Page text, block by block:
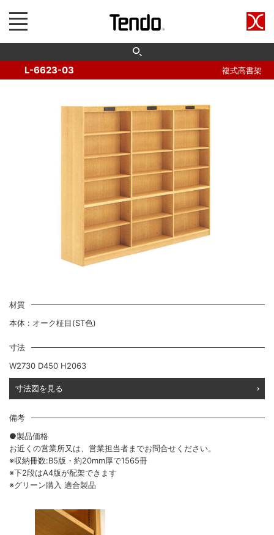
L-6623-03 複式高書架
材質
本体 : オーク柾目(ST色)
寸法
W2730 D450 H2063
寸法図を見る
備考
●製品価格
お近くの営業所又は、営業担当者までお問合せください。
※収納冊数:B5版・約20mm厚で1565冊
※下2段はA4版が配架できます
※グリーン購入 適合製品